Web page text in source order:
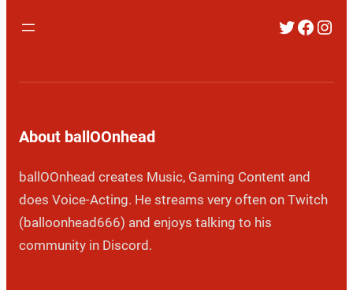
Twitter
About ballOOnhead
ballOOnhead creates Music, Gaming Content and
does Voice-Acting. He streams very often on Twitch
(balloonhead666) and enjoys talking to his
community in Discord.